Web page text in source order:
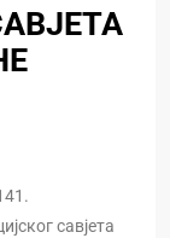
савјета